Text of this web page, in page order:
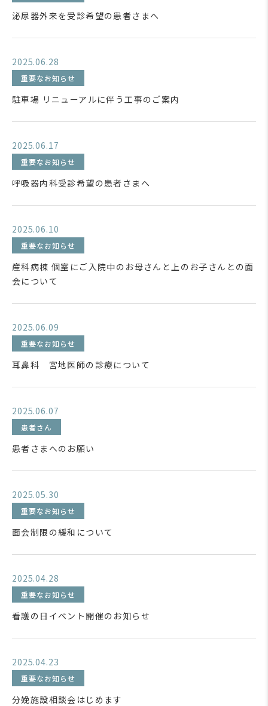
泌尿器外来を受診希望の患者さまへ
2025.06.28
重要なお知らせ
駐車場 リニューアルに伴う工事のご案内
2025.06.17
重要なお知らせ
呼吸器内科受診希望の患者さまへ
2025.06.10
重要なお知らせ
産科病棟 個室にご入院中のお母さんと上のお子さんとの面
会について
2025.06.09
重要なお知らせ
耳鼻科 宮地医師の診療について
2025.06.07
患者さん
患者さまへのお願い
2025.05.30
重要なお知らせ
面会制限の緩和について
2025.04.28
重要なお知らせ
看護の日イベント開催のお知らせ
2025.04.23
重要なお知らせ
分娩施設相談会はじめます